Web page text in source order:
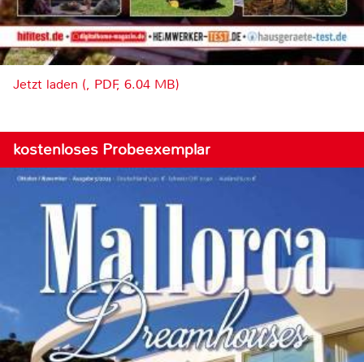
Jetzt laden (, PDF, 6.04 MB)
kostenloses Probeexemplar